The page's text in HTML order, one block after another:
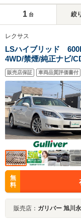
1 台 絞
レクサス
LSハイブリッド
4WD/禁煙/純正ナビ/
マークレビンソンサ
ョン/電動リアシェー
ヒーター
販売店保証 車両品質評価書付
無
料
販売店： ガリバー 旭川